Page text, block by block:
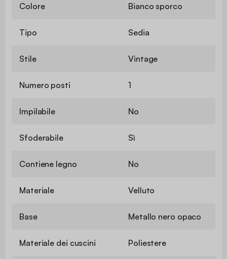
Colore Bianco sporco
Tipo Sedia
Stile Vintage
Numero posti 1
Impilabile No
Sfoderabile Sì
Contiene legno No
Materiale Velluto
Base Metallo nero opaco
Materiale dei cuscini Poliestere